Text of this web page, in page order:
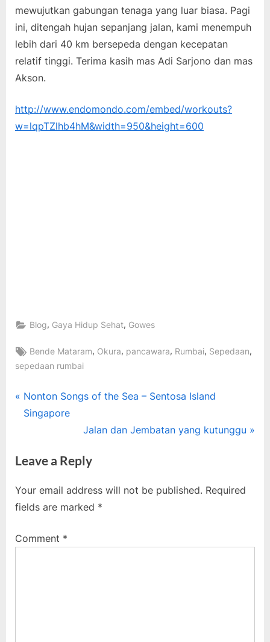
mewujutkan gabungan tenaga yang luar biasa. Pagi
ini, ditengah hujan sepanjang jalan, kami menempuh
lebih dari 40 km bersepeda dengan kecepatan
relatif tinggi. Terima kasih mas Adi Sarjono dan mas
Akson.
http://www.endomondo.com/embed/workouts?
w=lqpTZlhb4hM&width=950&height=600
Blog, Gaya Hidup Sehat, Gowes
Tags:
Bende Mataram, Okura, pancawara, Rumbai, Sepedaan,
sepedaan rumbai
Post
navigation
P
r
i
u
s
o
Nonton Songs of the Sea – Sentosa Island
Singapore
N
x
P
o
t
Jalan dan Jembatan yang kutunggu
Leave a Reply
Your email address will not be published. Required
fields are marked *
Comment *